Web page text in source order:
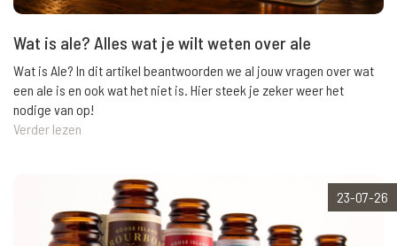
Wat is ale? Alles wat je wilt weten over ale
Wat is Ale? In dit artikel beantwoorden we al jouw vragen over wat
een ale is en ook wat het niet is. Hier steek je zeker weer het
nodige van op!
Verder lezen
23-07-26